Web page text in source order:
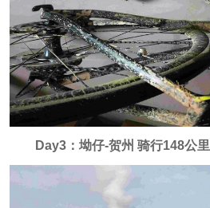
Day3：坳仔-贺州 骑行148公里